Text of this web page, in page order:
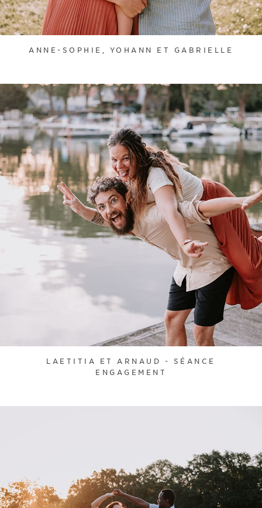
ANNE-SOPHIE, YOHANN ET GABRIELLE
LAETITIA ET ARNAUD - SÉANCE
ENGAGEMENT